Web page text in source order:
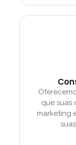
que suas
marketing